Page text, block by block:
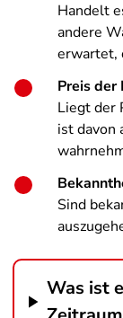
Handelt
andere
erwartet,
Preis der
Liegt der
ist davon
Sind
Was ist